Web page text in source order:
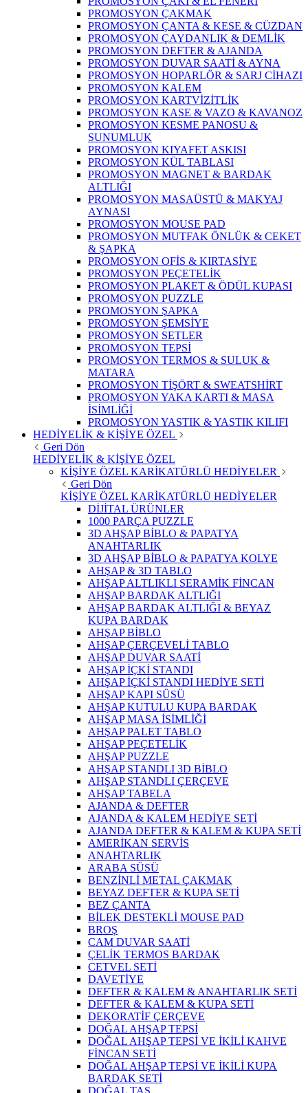
PROMOSYON ÇAKMAK
PROMOSYON ÇANTA & KESE & CÜZDAN
PROMOSYON ÇAYDANLIK & DEMLİK
PROMOSYON DEFTER & AJANDA
PROMOSYON DUVAR SAATİ & AYNA
PROMOSYON HOPARLÖR & SARJ CİHAZI
PROMOSYON KALEM
PROMOSYON KARTVİZİTLİK
PROMOSYON KASE & VAZO & KAVANOZ
PROMOSYON KESME PANOSU &
SUNUMLUK
PROMOSYON KIYAFET ASKISI
PROMOSYON KÜL TABLASI
PROMOSYON MAGNET & BARDAK
ALTLIĞI
PROMOSYON MASAÜSTÜ & MAKYAJ
AYNASI
PROMOSYON MOUSE PAD
PROMOSYON MUTFAK ÖNLÜK & CEKET
& ŞAPKA
PROMOSYON OFİS & KIRTASİYE
PROMOSYON PEÇETELİK
PROMOSYON PLAKET & ÖDÜL KUPASI
PROMOSYON PUZZLE
PROMOSYON ŞAPKA
PROMOSYON ŞEMSİYE
PROMOSYON SETLER
PROMOSYON TEPSİ
PROMOSYON TERMOS & SULUK &
MATARA
PROMOSYON TİŞÖRT & SWEATSHİRT
PROMOSYON YAKA KARTI & MASA
İSİMLİĞİ
PROMOSYON YASTIK & YASTIK KILIFI
HEDİYELİK & KİŞİYE ÖZEL
Geri Dön
HEDİYELİK & KİŞİYE ÖZEL
KİŞİYE ÖZEL KARİKATÜRLÜ HEDİYELER
Geri Dön
KİŞİYE ÖZEL KARİKATÜRLÜ HEDİYELER
DİJİTAL ÜRÜNLER
1000 PARÇA PUZZLE
3D AHŞAP BİBLO & PAPATYA
ANAHTARLIK
3D AHŞAP BİBLO & PAPATYA KOLYE
AHŞAP & 3D TABLO
AHŞAP ALTLIKLI SERAMİK FİNCAN
AHŞAP BARDAK ALTLIĞI
AHŞAP BARDAK ALTLIĞI & BEYAZ
KUPA BARDAK
AHŞAP BİBLO
AHŞAP ÇERÇEVELİ TABLO
AHŞAP DUVAR SAATİ
AHŞAP İÇKİ STANDI
AHŞAP İÇKİ STANDI HEDİYE SETİ
AHŞAP KAPI SÜSÜ
AHŞAP KUTULU KUPA BARDAK
AHŞAP MASA İSİMLİĞİ
AHŞAP PALET TABLO
AHŞAP PEÇETELİK
AHŞAP PUZZLE
AHŞAP STANDLI 3D BİBLO
AHŞAP STANDLI ÇERÇEVE
AHŞAP TABELA
AJANDA & DEFTER
AJANDA & KALEM HEDİYE SETİ
AJANDA DEFTER & KALEM & KUPA SETİ
AMERİKAN SERVİS
ANAHTARLIK
ARABA SÜSÜ
BENZİNLİ METAL ÇAKMAK
BEYAZ DEFTER & KUPA SETİ
BEZ ÇANTA
BİLEK DESTEKLİ MOUSE PAD
BROŞ
CAM DUVAR SAATİ
ÇELİK TERMOS BARDAK
CETVEL SETİ
DAVETİYE
DEFTER & KALEM & ANAHTARLIK SETİ
DEFTER & KALEM & KUPA SETİ
DEKORATİF ÇERÇEVE
DOĞAL AHŞAP TEPSİ
DOĞAL AHŞAP TEPSİ VE İKİLİ KAHVE
FİNCAN SETİ
DOĞAL AHŞAP TEPSİ VE İKİLİ KUPA
BARDAK SETİ